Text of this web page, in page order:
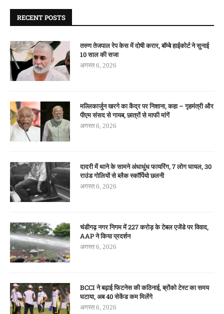
RECENT POSTS
तरुण तेजपाल रेप केस में दोषी करार, बॉम्बे हाईकोर्ट ने सुनाई
10 साल की सजा
अगस्त 6, 2026
मल्लिकार्जुन खरगे का केंद्र पर निशाना, कहा – गृहमंत्री और
पीएम संसद से गायब, छात्रों से माफी मांगें
अगस्त 6, 2026
दादरी में थाने के सामने अंधाधुंध फायरिंग, 7 लोग घायल, 30
राउंड गोलियों से ब्लैक स्कॉर्पियो छलनी
अगस्त 6, 2026
चंडीगढ़ नगर निगम में 227 करोड़ के टेबल एजेंडे पर विवाद,
AAP ने किया प्रदर्शन
अगस्त 6, 2026
BCCI ने बढ़ाई फिटनेस की कठिनाई, ब्रोंको टेस्ट का समय
घटाया, अब 40 सेकेंड कम मिलेंगे
अगस्त 6, 2026